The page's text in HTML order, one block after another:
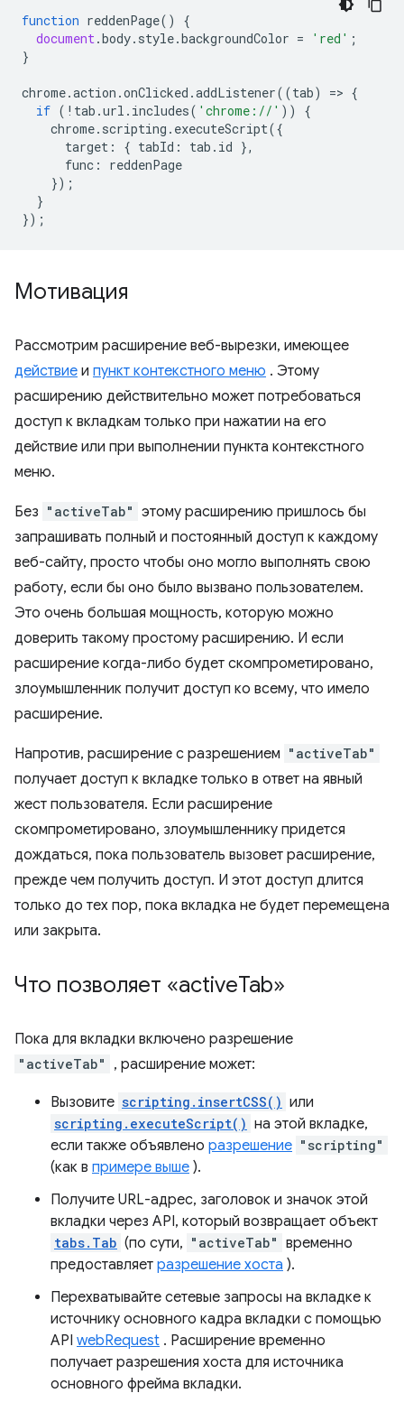
function reddenPage()
{
document .body. style.backgroundColor = 'red' ;
}
chrome.action .onClicked .addListener((tab) => {
if ( ! tab .url . includes( 'chrome://' ))
{
chrome. scripting . executeScript({
target : { tabId : tab . id },
func :
reddenPage
});
}
});
Мотивация
Рассмотрим расширение веб-вырезки, имеющее
действие и пункт контекстного меню . Этому
расширению действительно может потребоваться
доступ к вкладкам только при нажатии на его
действие или при выполнении пункта контекстного
меню.
Без "activeTab" этому расширению пришлось бы
запрашивать полный и постоянный доступ к каждому
веб-сайту, просто чтобы оно могло выполнять свою
работу, если бы оно было вызвано пользователем.
Это очень большая мощность, которую можно
доверить такому простому расширению. И если
расширение когда-либо будет скомпрометировано,
злоумышленник получит доступ ко всему, что имело
расширение.
Напротив, расширение с разрешением "activeTab"
получает доступ к вкладке только в ответ на явный
жест пользователя. Если расширение
скомпрометировано, злоумышленнику придется
дождаться, пока пользователь вызовет расширение,
прежде чем получить доступ. И этот доступ длится
только до тех пор, пока вкладка не будет перемещена
или закрыта.
Что позволяет «activeTab»
Пока для вкладки включено разрешение
"activeTab" , расширение может:
Вызовите scripting.insertCSS() или
scripting.executeScript() на этой вкладке,
если также объявлено разрешение "scripting"
(как в примере выше ).
Получите URL-адрес, заголовок и значок этой
вкладки через API, который возвращает объект
tabs.Tab (по сути, "activeTab" временно
предоставляет разрешение хоста ).
Перехватывайте сетевые запросы на вкладке к
источнику основного кадра вкладки с помощью
API webRequest . Расширение временно
получает разрешения хоста для источника
основного фрейма вкладки.